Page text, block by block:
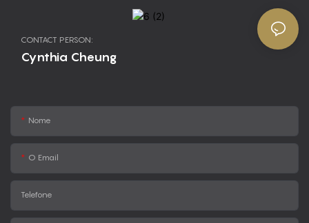
CONTACT PERSON:
Cynthia Cheung
Nome
O Email
Telefone